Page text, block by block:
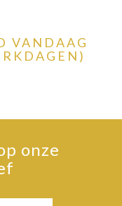
VANDAAG
onze